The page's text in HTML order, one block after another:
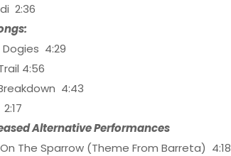
2:36
4:29
4:56
4:43
Alternative Performances
The Sparrow (Theme From Barreta) 4:18